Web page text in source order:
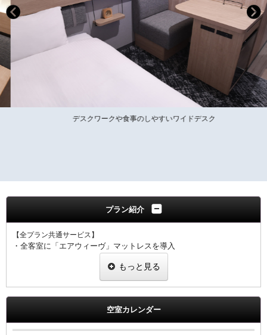
デスクワークや食事のしやすいワイドデスク
プラン紹介
【全プラン共通サービス】
・全客室に「エアウィーヴ」マットレスを導入
・全客室にファインバブルで保温・保湿作用を生み出す「ボリーナ」
・全室インターネット回線接続可能（Wi-Fi・有線LAN）
もっと見る
空室カレンダー